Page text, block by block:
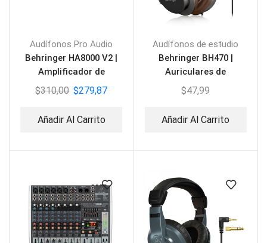
Audífonos Pro Audio
Behringer HA8000 V2 |
Amplificador de
Audifonos 8 canales
$310,00 $279,87
Añadir Al Carrito
Audífonos de estudio
Behringer BH470 |
Auriculares de
monitorización de
$47,99
Añadir Al Carrito